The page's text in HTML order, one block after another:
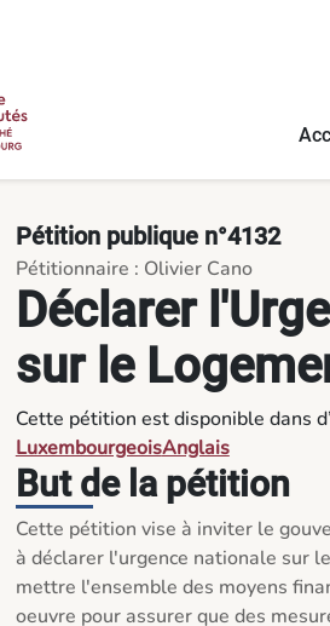
Déclarer
sur le
Pétition publique n°4132
Pétitionnaire : Olivier Cano
Cette pétition est disponible dans
LuxembourgeoisAnglais
But de la pétition
Cette pétition vise à inviter le
à déclarer l'urgence nationale sur
mettre l'ensemble des moyens
oeuvre pour assurer que des